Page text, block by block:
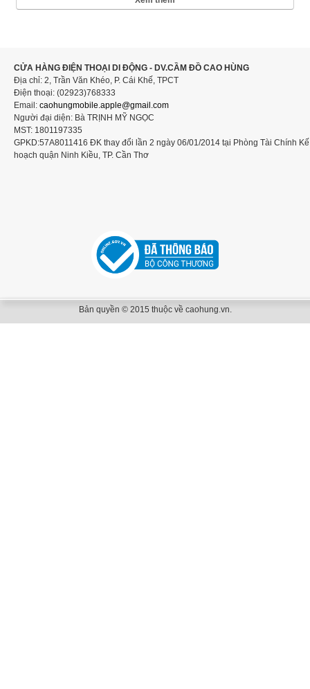
CỬA HÀNG ĐIỆN THOẠI DI ĐỘNG - DV.CẦM ĐỒ CAO HÙNG
Địa chỉ: 2, Trần Văn Khéo, P. Cái Khế, TPCT
Điện thoại: (02923)768333
Email: caohungmobile.apple@gmail.com
Người đại diện: Bà TRỊNH MỸ NGỌC
MST: 1801197335
GPKD:57A8011416 ĐK thay đổi lần 2 ngày 06/01/2014 tại Phòng Tài Chính Kế
hoạch quận Ninh Kiều, TP. Cần Thơ
Bản quyền © 2015 thuộc về caohung.vn.